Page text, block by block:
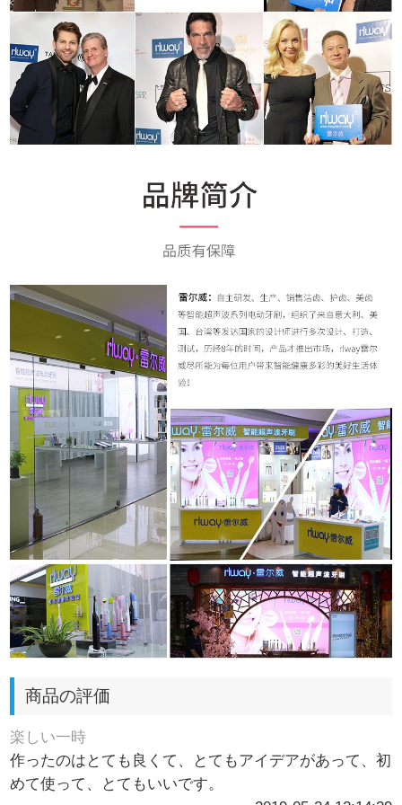
商品の評価
楽しい一時
作ったのはとても良くて、とてもアイデアがあって、初
めて使って、とてもいいです。